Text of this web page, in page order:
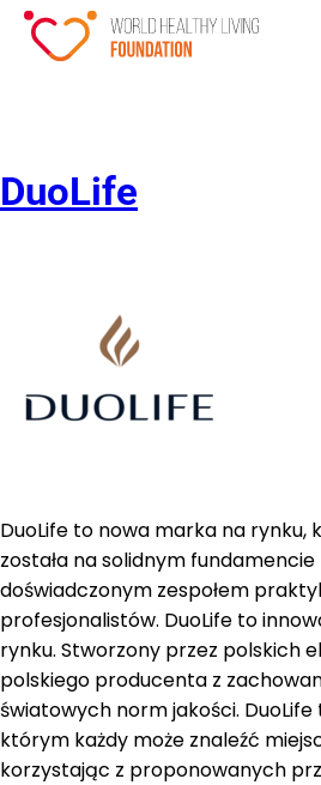
DuoLife
DuoLife to nowa marka na rynku,
została na solidnym
doświadczonym zespołem
profesjonalistów. DuoLife to
rynku. Stworzony przez polskich
polskiego producenta z
światowych norm jakości.
którym każdy może znaleźć
korzystając z proponowanych